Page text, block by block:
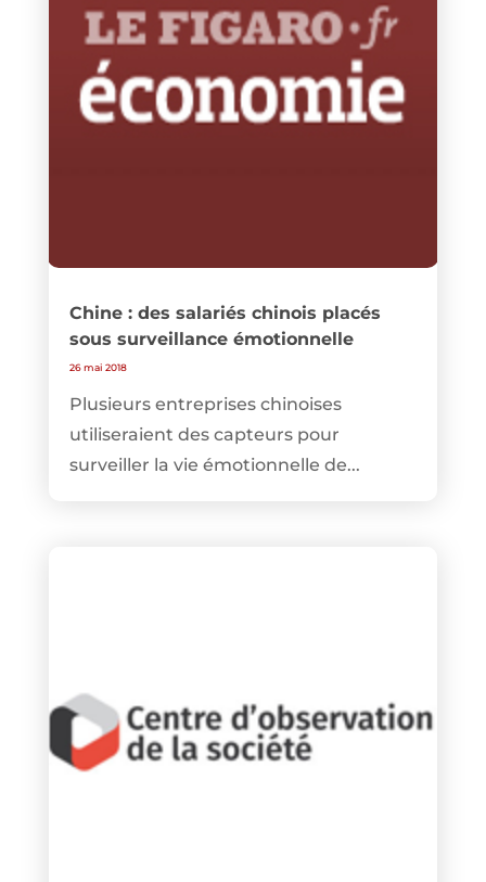
Chine : des salariés chinois placés
sous surveillance émotionnelle
26 mai 2018
Plusieurs entreprises chinoises
utiliseraient des capteurs pour
surveiller la vie émotionnelle de...